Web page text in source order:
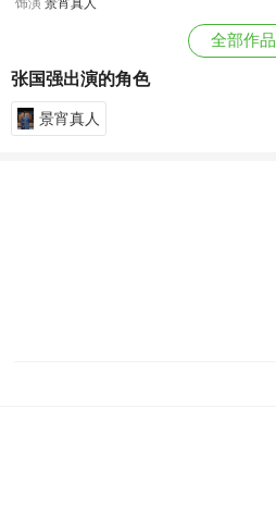
饰演景宵真人
全部作品
张国强出演的角色
景宵真人